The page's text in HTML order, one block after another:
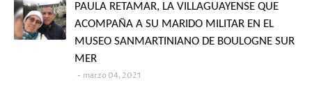
PAULA RETAMAR, LA VILLAGUAYENSE QUE
ACOMPAÑA A SU MARIDO MILITAR EN EL
MUSEO SANMARTINIANO DE BOULOGNE SUR
MER
marzo 04, 2021